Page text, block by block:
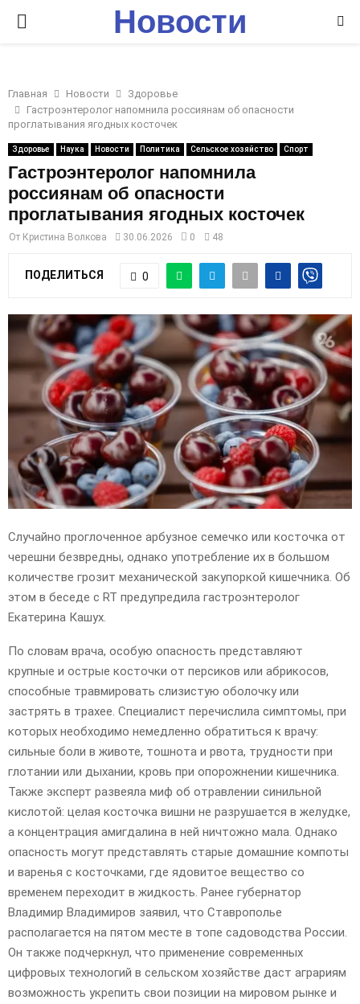
P
I
M
A
R
Y
M
E
N
U
Новости
Главная Новости
Здоровье
Гастроэнтеролог напомнила россиянам об опасности
проглатывания ягодных косточек
Здоровье Наука Новости Политика Сельское хозяйство Спорт
Гастроэнтеролог напомнила
россиянам об опасности
проглатывания ягодных косточек
От Кристина Волкова 30.06.2026 0 48
ПОДЕЛИТЬСЯ 0
Случайно проглоченное арбузное семечко или косточка от
черешни безвредны, однако употребление их в большом
количестве грозит механической закупоркой кишечника. Об
этом в беседе с RT предупредила гастроэнтеролог
Екатерина Кашух.
По словам врача, особую опасность представляют
крупные и острые косточки от персиков или абрикосов,
способные травмировать слизистую оболочку или
застрять в трахее. Специалист перечислила симптомы, при
которых необходимо немедленно обратиться к врачу:
сильные боли в животе, тошнота и рвота, трудности при
глотании или дыхании, кровь при опорожнении кишечника.
Также эксперт развеяла миф об отравлении синильной
кислотой: целая косточка вишни не разрушается в желудке,
а концентрация амигдалина в ней ничтожно мала. Однако
опасность могут представлять старые домашние компоты
и варенья с косточками, где ядовитое вещество со
временем переходит в жидкость. Ранее губернатор
Владимир Владимиров заявил, что Ставрополье
располагается на пятом месте в топе садоводства России.
Он также подчеркнул, что применение современных
цифровых технологий в сельском хозяйстве даст аграриям
возможность укрепить свои позиции на мировом рынке и